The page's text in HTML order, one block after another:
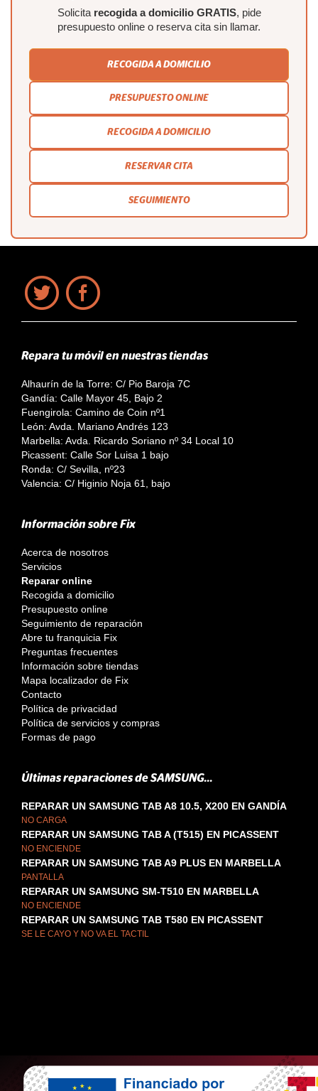
Solicita recogida a domicilio GRATIS, pide
presupuesto online o reserva cita sin llamar.
RECOGIDA A DOMICILIO
PRESUPUESTO ONLINE
RECOGIDA A DOMICILIO
RESERVAR CITA
SEGUIMIENTO
Repara tu móvil en nuestras tiendas
Alhaurín de la Torre: C/ Pio Baroja 7C
Gandía: Calle Mayor 45, Bajo 2
Fuengirola: Camino de Coin nº1
León: Avda. Mariano Andrés 123
Marbella: Avda. Ricardo Soriano nº 34 Local 10
Picassent: Calle Sor Luisa 1 bajo
Ronda: C/ Sevilla, nº23
Valencia: C/ Higinio Noja 61, bajo
Información sobre Fix
Acerca de nosotros
Servicios
Reparar online
Recogida a domicilio
Presupuesto online
Seguimiento de reparación
Abre tu franquicia Fix
Preguntas frecuentes
Información sobre tiendas
Mapa localizador de Fix
Contacto
Política de privacidad
Política de servicios y compras
Formas de pago
Últimas reparaciones de SAMSUNG...
REPARAR UN SAMSUNG TAB A8 10.5, X200 EN GANDÍA
NO CARGA
REPARAR UN SAMSUNG TAB A (T515) EN PICASSENT
NO ENCIENDE
REPARAR UN SAMSUNG TAB A9 PLUS EN MARBELLA
PANTALLA
REPARAR UN SAMSUNG SM-T510 EN MARBELLA
NO ENCIENDE
REPARAR UN SAMSUNG TAB T580 EN PICASSENT
SE LE CAYO Y NO VA EL TACTIL